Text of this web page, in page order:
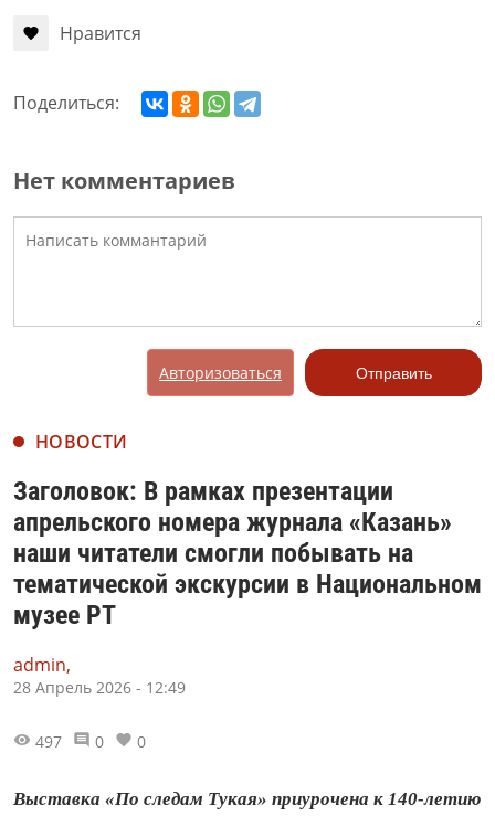
Нравится
Поделиться:
Нет комментариев
Авторизоваться Отправить
НОВОСТИ
Заголовок: В рамках презентации
апрельского номера журнала «Казань»
наши читатели смогли побывать на
тематической экскурсии в Национальном
музее РТ
admin,
28 Апрель 2026 - 12:49
497 0 0
Выставка «По следам Тукая» приурочена к 140-летию